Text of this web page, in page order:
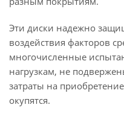
Эти диски надежно
воздействия факторов
многочисленные
нагрузкам, не
затраты на
окупятся.